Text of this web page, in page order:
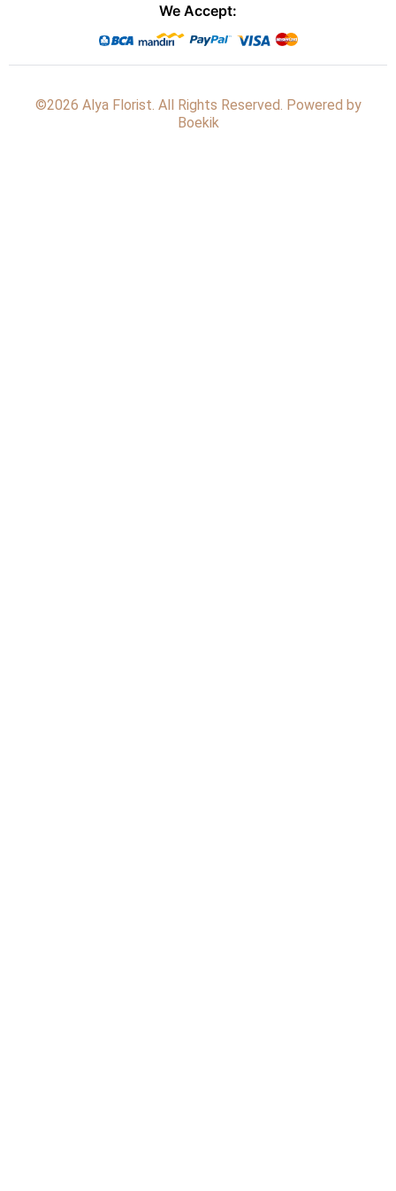
We Accept:
©2026 Alya Florist. All Rights Reserved. Powered by
Boekik